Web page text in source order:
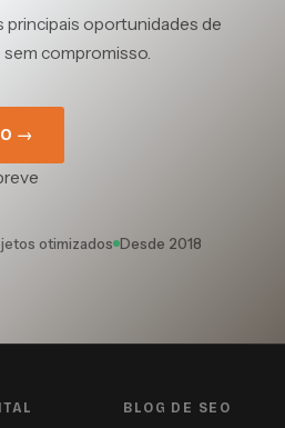
principais oportunidades de
compromisso.
→
otimizados Desde 2018
BLOG DE SEO